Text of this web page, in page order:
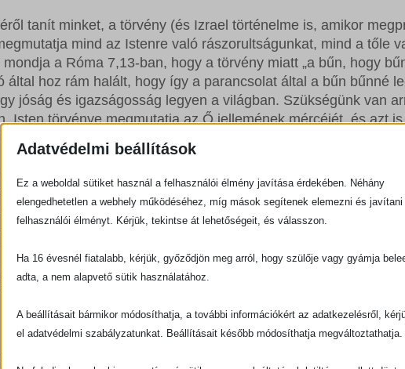
tanít minket, a törvény (és Izrael történelme is, amikor
mind az Istenre való rászorultságunkat, mind a tőle
a Róma 7,13-ban, hogy a törvény miatt „a bűn, hogy
által hoz rám halált, hogy így a parancsolat által a bűn bűnné
jóság és igazságosság legyen a világban. Szükségünk van
Isten törvénye megmutatja az Ő jellemének mércéjét, és azt
hogy elérjük azt.
akarjuk tanítani, abban az értelemben, hogy azt
ami a helyes. Keresztyén szülőként, vagy egyszerűen csak
szeretnénk, hogy gyermekeink eleget tudjanak ahhoz, hogy
gazdagok és bölcsek” (ahogy Benjamin Franklin, a
törvényalkotó tanácsolja). De víz és Szellem által
célunk a gyermekeink törvényre tanításával az, hogy ezáltal
jellemét és azt, hogy nekik is szükségük van Isten kegyelmére.
út, amely a
Adatvédelmi beállítások
Ez a weboldal sütiket használ a felhasználói élmény javítása érdekében. Néhány
elengedhetetlen a webhely működéséhez, míg mások segítenek elemezni és javítani
felhasználói élményt. Kérjük, tekintse át lehetőségeit, és válasszon.
Ha 16 évesnél fiatalabb, kérjük, győződjön meg arról, hogy szülője vagy gyámja
adta, a nem alapvető sütik használatához.
A beállításait bármikor módosíthatja, a további információkért az adatkezelésről,
el adatvédelmi szabályzatunkat. Beállításait később módosíthatja megváltoztathatja.